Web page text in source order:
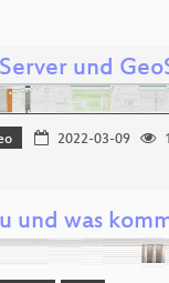
und
2022-03-09
und was